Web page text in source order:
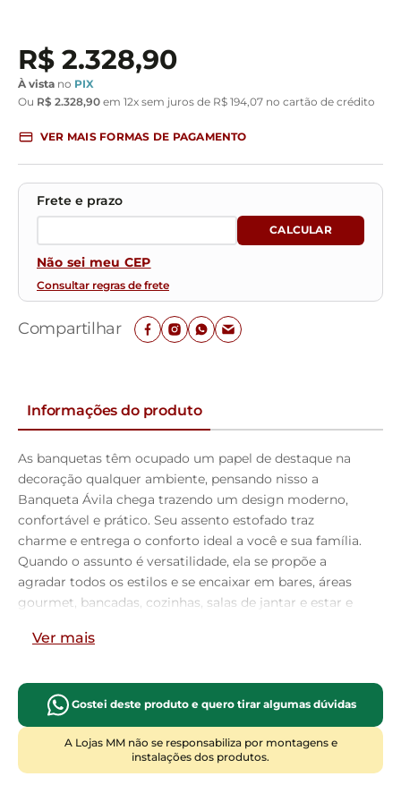
R$ 2.328,90
À vista no PIX
Ou R$ 2.328,90 em 12x sem juros de R$ 194 07 no cartão de crédito
VER MAIS FORMAS DE PAGAMENTO
Não sei meu CEP
Consultar regras de frete
Compartilhar
Informações do produto
As banquetas têm ocupado um papel de destaque na
decoração qualquer ambiente, pensando nisso a
Banqueta Ávila chega trazendo um design moderno,
confortável e prático. Seu assento estofado traz
charme e entrega o conforto ideal a você e sua família.
Quando o assunto é versatilidade, ela se propõe a
agradar todos os estilos e se encaixar em bares, áreas
gourmet, bancadas, cozinhas, salas de jantar e estar e
garante segurança e ainda adiciona toques de
seu ambiente e adquira já a sua!!Dimensões do
produto (L x A x P)50 x 103 x 56 cmMedidas Internas:
Altura do encosto:30 cmAltura do chão ao assento:
Largura do assento:44 cmProfundidade do
assento:
Largura total do encosto:
Ver mais
Gostei deste produto e quero tirar algumas dúvidas
A Lojas MM não se responsabiliza por montagens e
instalações dos produtos.